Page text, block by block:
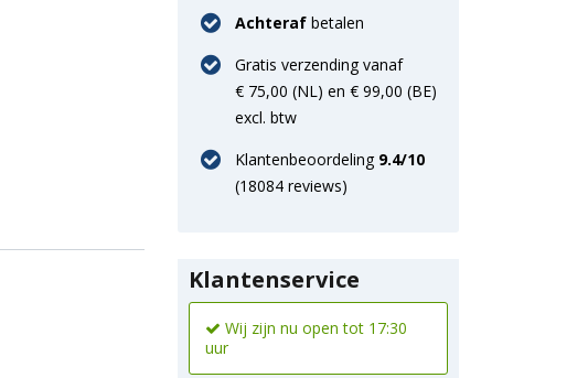
Achteraf betalen
Gratis verzending vanaf
€ 75,00 (NL) en € 99,00 (BE)
excl. btw
Klantenbeoordeling 9.4/10
(18084 reviews)
Klantenservice
Wij zijn nu open tot 17:30
uur